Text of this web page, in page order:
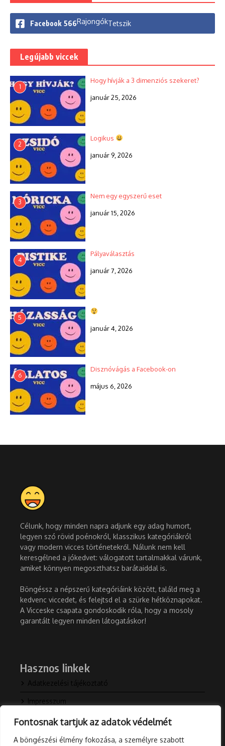
Fontosnak tartjuk az adatok védelmét
A böngészési élmény fokozása, a személyre szabott
Facebook 566RajongókTetszik
Legújabb viccek
1
Hogy hívják a 3 dimenziós szekeret?
január 25, 2026
2
Logikus
január 9, 2026
3
Nem egy egyszerű eset
január 15, 2026
4
Pályaválasztás
január 7, 2026
5
január 4, 2026
6
Disznóvágás a Facebook-on
május 6, 2026
Célunk, hogy minden napra adjunk egy adag humort,
legyen szó rövid poénokról, klasszikus kategóriákról
vagy modern vicces történetekről. Nálunk nem kell
keresgélned a jókedvet: válogatott tartalmakkal várunk,
amiket könnyen megoszthatsz barátaiddal is.
Böngéssz a népszerű kategóriáink között, találd meg a
kedvenc viccedet, és felejtsd el a szürke hétköznapokat.
A Vicceske csapata gondoskodik róla, hogy a mosoly
garantált legyen minden látogatáskor!
Hasznos linkek
Adatkezelési tájékoztató
Impresszum
Kapcsolat
Rólunk